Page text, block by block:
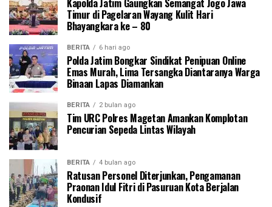
Kapolda Jatim Gaungkan Semangat Jogo Jawa
Timur di Pagelaran Wayang Kulit Hari
Bhayangkara ke – 80
BERITA 6 hari ago
Polda Jatim Bongkar Sindikat Penipuan Online
Emas Murah, Lima Tersangka Diantaranya Warga
Binaan Lapas Diamankan
BERITA 2 bulan ago
Tim URC Polres Magetan Amankan Komplotan
Pencurian Sepeda Lintas Wilayah
BERITA 4 bulan ago
Ratusan Personel Diterjunkan, Pengamanan
Praonan Idul Fitri di Pasuruan Kota Berjalan
Kondusif